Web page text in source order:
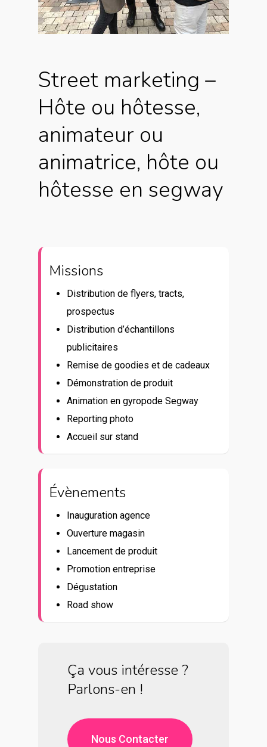
Street marketing –
Hôte ou hôtesse,
animateur ou
animatrice, hôte ou
hôtesse en segway
Missions
Distribution de flyers, tracts,
prospectus
Distribution d’échantillons
publicitaires
Remise de goodies et de cadeaux
Démonstration de produit
Animation en gyropode Segway
Reporting photo
Accueil sur stand
Évènements
Inauguration agence
Ouverture magasin
Lancement de produit
Promotion entreprise
Dégustation
Road show
Ça vous intéresse ?
Parlons-en !
Nous Contacter